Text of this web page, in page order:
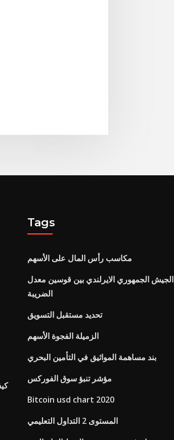
Tags
مكاسب رأس المال على الأسهم
الجيش الجمهوري الايرلندي بين قوسين معدل
الضريبة
تحديد مستقبل التسويق
الزميلة الفجوة الأسهم
بند مساهمة المواثيق في التأمين البحري
مؤشر تنبؤ سوق الفوركس
Bitcoin usd chart 2020
المستوى 2 التداول التعليمي